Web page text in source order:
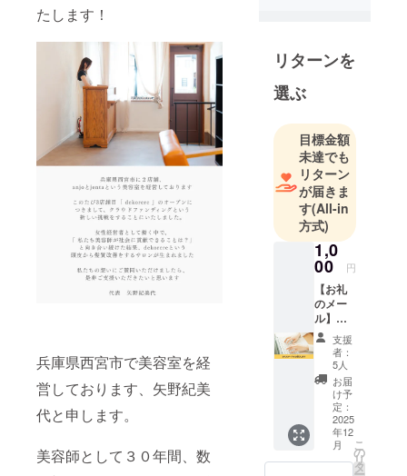
たします！
兵庫県西宮市で美容室を経
営しております、矢野紀美
代と申します。
美容師として３０年間、数
西宮北口で2
店舗、女性
スタッフだ
けで構成さ
れた美容室
を経営し、
女性の髪質
や頭皮改善
行って絶大
な支持を受
けてきた経
験を活かし
３店舗目に
なる
『Dekorere
デコレレ』
は頭皮から
髪質を改善
する女性専
用の専門店
リターンを
選ぶ
目標金額
未達でも
リターン
が届きま
す(All-in
方式)
1,0
00 円
【お礼
のメー
ル】
『Deko
rere デ
コレ
レ』の
活動を
ただた
だ応援
してく
ださる
方向け
支援
者：
5人
お届
け予
定：
2025
年12
月
こ
の
リ
タ